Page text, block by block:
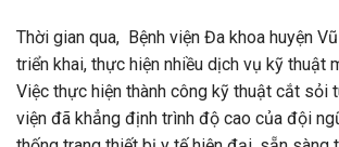
Thời gian qua, Bệnh viện Đa khoa huyện
triển khai, thực hiện nhiều dịch vụ kỹ thuật
Việc thực hiện thành công kỹ thuật cắt sỏi
viện đã khẳng định trình độ cao của đội